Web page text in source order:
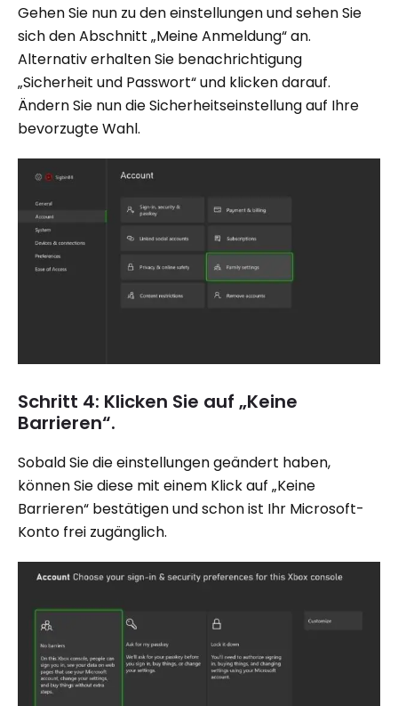
Gehen Sie nun zu den einstellungen und sehen Sie
sich den Abschnitt „Meine Anmeldung“ an.
Alternativ erhalten Sie benachrichtigung
„Sicherheit und Passwort“ und klicken darauf.
Ändern Sie nun die Sicherheitseinstellung auf Ihre
bevorzugte Wahl.
Schritt 4: Klicken Sie auf „Keine
Barrieren“.
Sobald Sie die einstellungen geändert haben,
können Sie diese mit einem Klick auf „Keine
Barrieren“ bestätigen und schon ist Ihr Microsoft-
Konto frei zugänglich.